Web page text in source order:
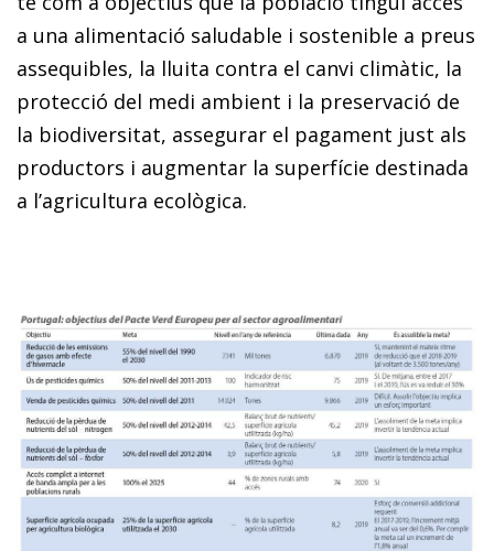
a una alimentació saludable i sostenible a preus
assequibles, la lluita contra el canvi climàtic, la
protecció del medi am­­bient i la preservació de
la biodiversitat, assegurar el pa­­gament just als
productors i augmentar la superfície destinada
a l’agricultura ecològica.